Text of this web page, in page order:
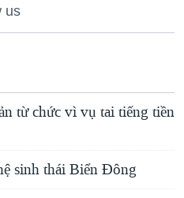
us
từ chức vì vụ tai tiếng tiền
sinh thái Biển Đông